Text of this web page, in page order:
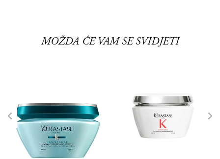
MOŽDA ĆE VAM SE SVIDJETI